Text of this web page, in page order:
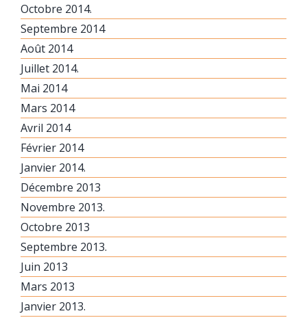
Octobre 2014.
Septembre 2014
Août 2014
Juillet 2014.
Mai 2014
Mars 2014
Avril 2014
Février 2014
Janvier 2014.
Décembre 2013
Novembre 2013.
Octobre 2013
Septembre 2013.
Juin 2013
Mars 2013
Janvier 2013.